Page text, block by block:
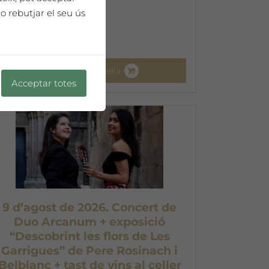
Afegeix a la cistella
9 d’agost de 2026. Concert de
Duo Arcanum + exposició
“Descobrint les flors de Les
Garrigues” de Pere Rosinach i
Belblanc + tast de vins al celler
rebutjar el seu ús
Acceptar totes